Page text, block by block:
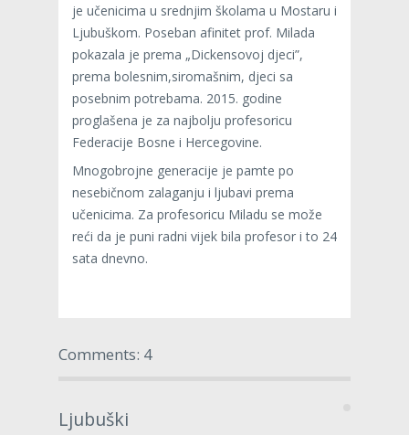
je učenicima u srednjim školama u Mostaru i
Ljubuškom. Poseban afinitet prof. Milada
pokazala je prema „Dickensovoj djeci”,
prema bolesnim,siromašnim, djeci sa
posebnim potrebama. 2015. godine
proglašena je za najbolju profesoricu
Federacije Bosne i Hercegovine.
Mnogobrojne generacije je pamte po
nesebičnom zalaganju i ljubavi prema
učenicima. Za profesoricu Miladu se može
reći da je puni radni vijek bila profesor i to 24
sata dnevno.
Comments: 4
Ljubuški